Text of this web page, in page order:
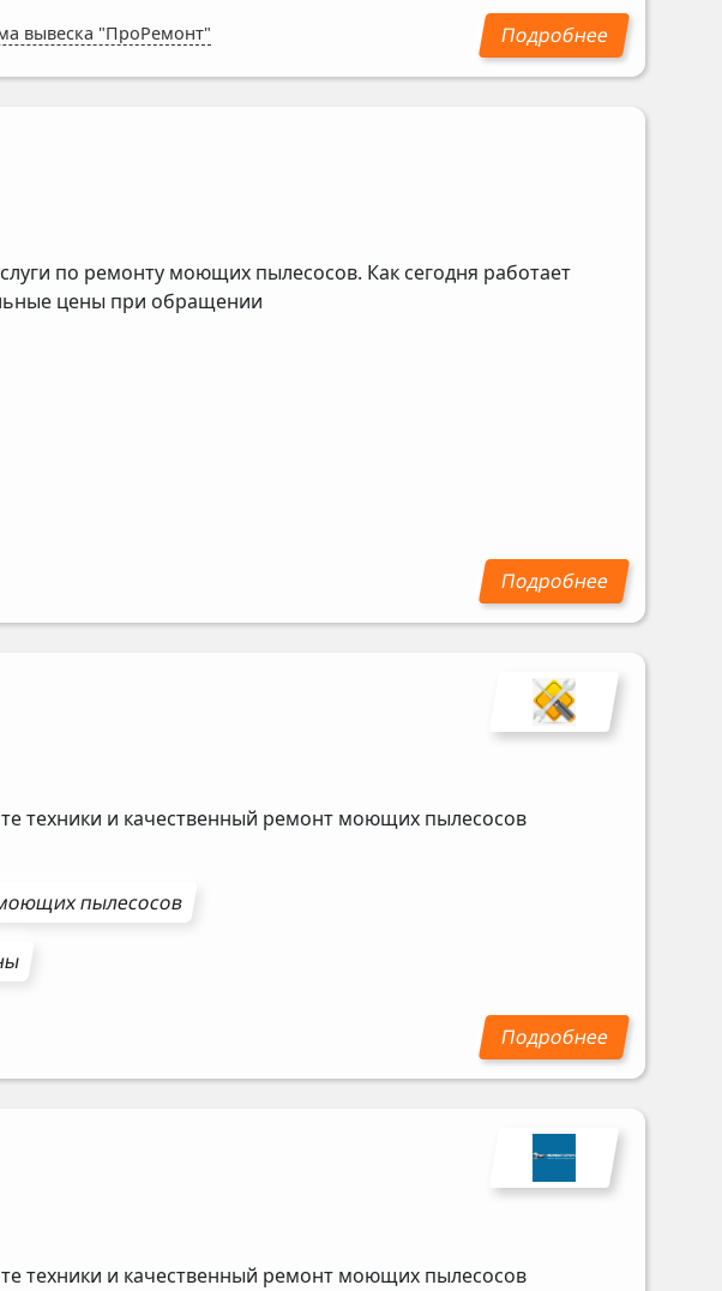
вывеска "ПроРемонт"
по ремонту моющих пылесосов. Как сегодня работает
цены при обращении
техники и качественный ремонт моющих пылесосов
пылесосов
техники и качественный ремонт моющих пылесосов